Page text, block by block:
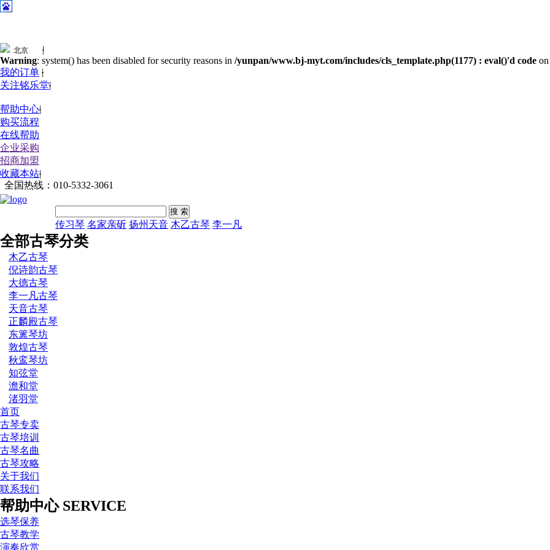
|
Warning: system() has been disabled for security reasons in /yunpan/www.bj-myt.com/includes/cls_template.php(1177) : eval()'d code
我的订单 |
关注铭乐堂|
帮助中心|
购买流程
在线帮助
企业采购
招商加盟
收藏本站|
全国热线： 010-5332-3061
搜 索
传习琴 名家亲斫 扬州天音 木乙古琴 李一凡
全部古琴分类
木乙古琴
倪诗韵古琴
大德古琴
李一凡古琴
天音古琴
正麟殿古琴
东篱琴坊
敦煌古琴
秋鸾琴坊
知弦堂
澹和堂
渚羽堂
首页
古琴专卖
古琴培训
古琴名曲
古琴攻略
关于我们
联系我们
帮助中心SERVICE
选琴保养
古琴教学
演奏欣赏